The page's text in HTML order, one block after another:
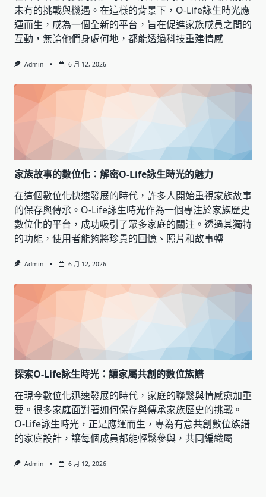
未有的挑戰與機遇。在這樣的背景下，O-Life詠生時光應
運而生，成為一個全新的平台，旨在促進家族成員之間的
互動，無論他們身處何地，都能透過科技重建情感
Admin 6 月 12, 2026
家族故事的數位化：解密O-Life詠生時光的魅力
在這個數位化快速發展的時代，許多人開始重視家族故事
的保存與傳承。O-Life詠生時光作為一個專注於家族歷史
數位化的平台，成功吸引了眾多家庭的關注。透過其獨特
的功能，使用者能夠將珍貴的回憶、照片和故事轉
Admin 6 月 12, 2026
探索O-Life詠生時光：讓家屬共創的數位族譜
在現今數位化迅速發展的時代，家庭的聯繫與情感愈加重
要。很多家庭面對著如何保存與傳承家族歷史的挑戰。
O-Life詠生時光，正是應運而生，專為有意共創數位族譜
的家庭設計，讓每個成員都能輕鬆參與，共同編織屬
Admin 6 月 12, 2026